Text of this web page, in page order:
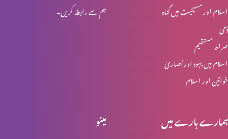
ہم سے رابطہ کریں۔
اسلام اور مسیحیت میں گناہ
ذمی
صراط مستقیم
اسلام میں یہود اور نصاریٰ
خواتین اور اسلام
مینو ہمارے بارے میں